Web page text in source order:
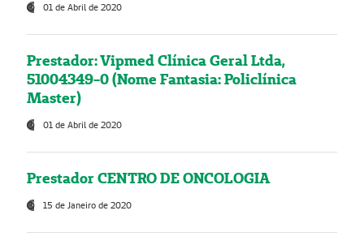
01 de Abril de 2020
Prestador: Vipmed Clínica Geral Ltda,
51004349-0 (Nome Fantasia: Policlínica
Master)
01 de Abril de 2020
Prestador CENTRO DE ONCOLOGIA
15 de Janeiro de 2020